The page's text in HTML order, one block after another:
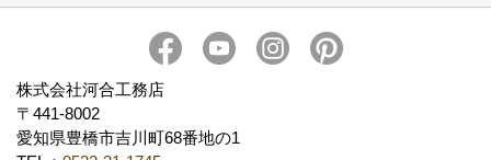
社長 河合智之の想い
求人情報 Recruit
株式会社河合工務店
〒441-8002
愛知県豊橋市吉川町68番地の1